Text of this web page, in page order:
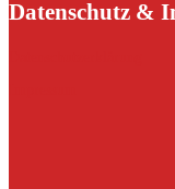
Datenschutz &